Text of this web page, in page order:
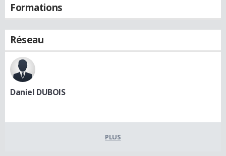
Formations
Réseau
Daniel DUBOIS
PLUS